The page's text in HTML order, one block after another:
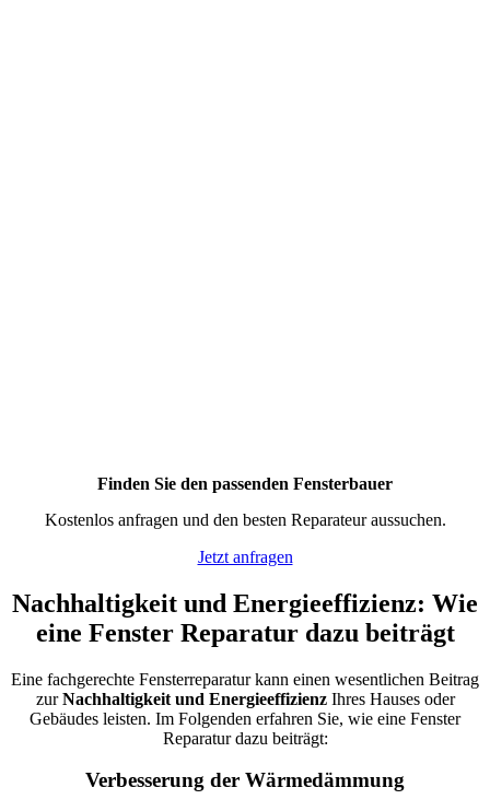
Finden Sie den passenden Fensterbauer
Kostenlos anfragen und den besten Reparateur aussuchen.
Jetzt anfragen
Nachhaltigkeit und Energieeffizienz: Wie
eine Fenster Reparatur dazu beiträgt
Eine fachgerechte Fensterreparatur kann einen wesentlichen Beitrag
zurNachhaltigkeit und EnergieeffizienzIhres Hauses oder
Gebäudes leisten. Im Folgenden erfahren Sie, wie eine Fenster
Reparatur dazu beiträgt:
Verbesserung der Wärmedämmung